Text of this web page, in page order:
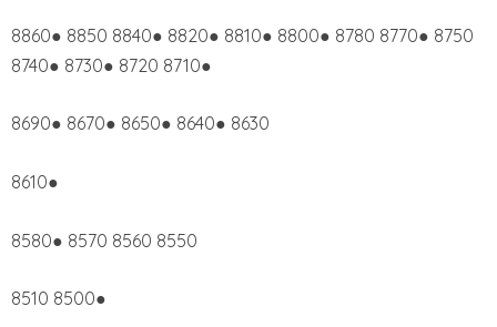
8860● 8850 8840● 8820● 8810● 8800● 8780 8770● 8750
8740● 8730● 8720 8710●
8690● 8670● 8650● 8640● 8630
8610●
8580● 8570 8560 8550
8510 8500●